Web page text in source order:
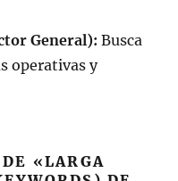
General): Busca
operativas y
«LARGA